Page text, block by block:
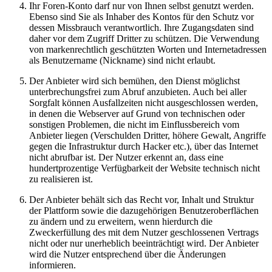
Ihr Foren-Konto darf nur von Ihnen selbst genutzt werden.
Ebenso sind Sie als Inhaber des Kontos für den Schutz vor
dessen Missbrauch verantwortlich. Ihre Zugangsdaten sind
daher vor dem Zugriff Dritter zu schützen. Die Verwendung
von markenrechtlich geschützten Worten und Internetadressen
als Benutzername (Nickname) sind nicht erlaubt.
Der Anbieter wird sich bemühen, den Dienst möglichst
unterbrechungsfrei zum Abruf anzubieten. Auch bei aller
Sorgfalt können Ausfallzeiten nicht ausgeschlossen werden,
in denen die Webserver auf Grund von technischen oder
sonstigen Problemen, die nicht im Einflussbereich vom
Anbieter liegen (Verschulden Dritter, höhere Gewalt, Angriffe
gegen die Infrastruktur durch Hacker etc.), über das Internet
nicht abrufbar ist. Der Nutzer erkennt an, dass eine
hundertprozentige Verfügbarkeit der Website technisch nicht
zu realisieren ist.
Der Anbieter behält sich das Recht vor, Inhalt und Struktur
der Plattform sowie die dazugehörigen Benutzeroberflächen
zu ändern und zu erweitern, wenn hierdurch die
Zweckerfüllung des mit dem Nutzer geschlossenen Vertrags
nicht oder nur unerheblich beeinträchtigt wird. Der Anbieter
wird die Nutzer entsprechend über die Änderungen
informieren.